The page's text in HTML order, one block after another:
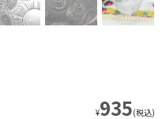
¥935(税込)